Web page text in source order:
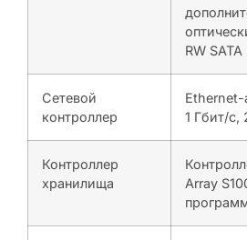
RW
Сетевой
контроллер
Ethernet-
1 Гбит/с,
Контроллер
хранилища
Array